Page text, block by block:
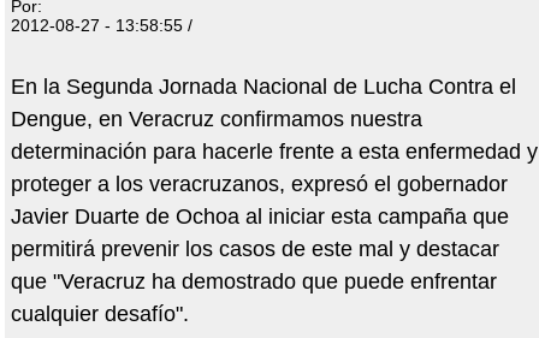
Por:
2012-08-27 - 13:58:55 /
En la Segunda Jornada Nacional de Lucha Contra el
Dengue, en Veracruz confirmamos nuestra
determinación para hacerle frente a esta enfermedad y
proteger a los veracruzanos, expresó el gobernador
Javier Duarte de Ochoa al iniciar esta campaña que
permitirá prevenir los casos de este mal y destacar
que "Veracruz ha demostrado que puede enfrentar
cualquier desafío".